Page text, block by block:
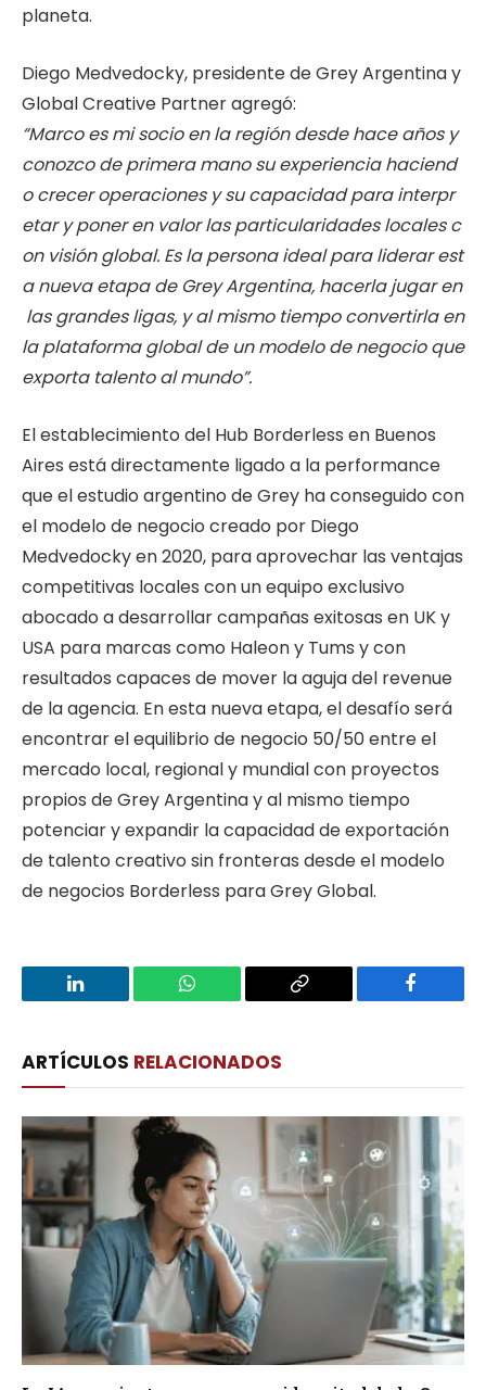
planeta.
Diego Medvedocky, presidente de Grey Argentina y
Global Creative Partner agregó:
“Marco es mi socio en la región desde hace años y
conozco de primera mano su experiencia haciend
o crecer operaciones y su capacidad para interpr
etar y poner en valor las particularidades locales c
on visión global. Es la persona ideal para liderar est
a nueva etapa de GreyArgentina, hacerla jugar en
las grandes ligas, y al mismo tiempo convertirla en
la plataforma global de un modelo de negocio que
exporta talento al mundo”.
El establecimiento del Hub Borderless en Buenos
Aires está directamente ligado a la performance
que el estudio argentino de Grey ha conseguido con
el modelo de negocio creado por Diego
Medvedocky en 2020, para aprovechar las ventajas
competitivas locales con un equipo exclusivo
abocado a desarrollar campañas exitosas en UK y
USA para marcas como Haleon y Tums y con
resultados capaces de mover la aguja del revenue
de la agencia. En esta nueva etapa, el desafío será
encontrar el equilibrio de negocio 50/50 entre el
mercado local, regional y mundial con proyectos
propios de Grey Argentina y al mismo tiempo
potenciar y expandir la capacidad de exportación
de talento creativo sin fronteras desde el modelo
de negocios Borderless para Grey Global.
LinkedIn WhatsApp
Copy
Facebook
ARTÍCULOS RELACIONADOS